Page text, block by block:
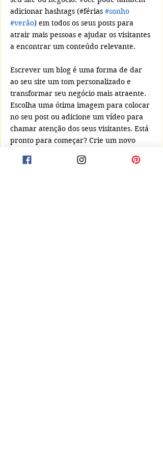
adicionar hashtags (#férias #sonho
#verão) em todos os seus posts para
atrair mais pessoas e ajudar os visitantes
a encontrar um conteúdo relevante.
Escrever um blog é uma forma de dar
ao seu site um tom personalizado e
transformar seu negócio mais atraente.
Escolha uma ótima imagem para colocar
no seu post ou adicione um vídeo para
chamar atenção dos seus visitantes. Está
pronto para começar? Crie um novo
Incentivo à Leitura